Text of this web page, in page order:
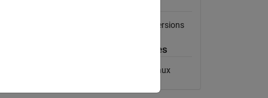
to
a limit
Compatible avec toutes les versions
Plateformes compatibles
Linux